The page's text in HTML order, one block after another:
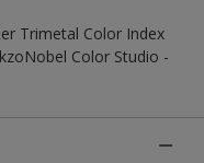
Trimetal Color Index
Color Studio -